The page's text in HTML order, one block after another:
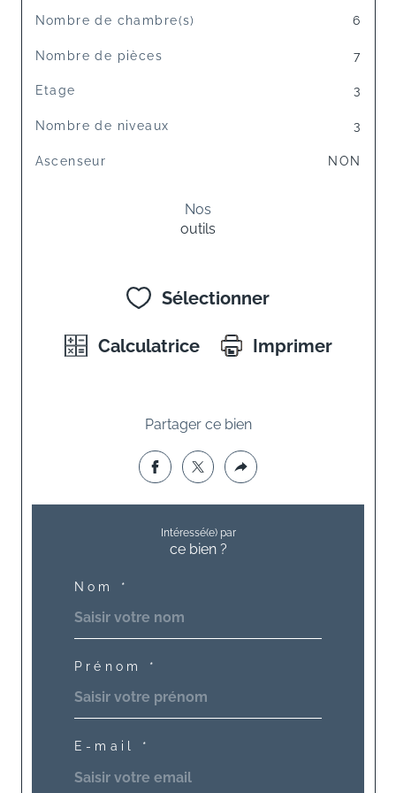
Nombre de chambre(s) 6
Nombre de pièces 7
Etage 3
Nombre de niveaux 3
Ascenseur NON
Nos
outils
Sélectionner
Calculatrice Imprimer
Partager ce bien
Intéressé(e) par
ce bien ?
Nom *
Prénom *
E-mail *